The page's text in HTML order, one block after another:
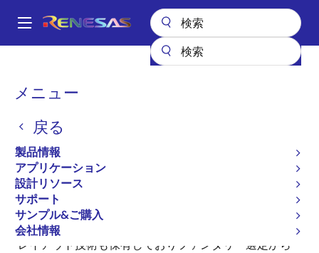
ン
Main
メニュー
戻る
製品情報
アプリケーション
設計リソース
サポート
サンプル&ご購入
会社情報
パ
く
ず
IP製品
IPライセンスパートナー
アドバンスデザインテクノ
ロジー株式会社
日本国内の大手ベンダー各社の設計経験が豊富です。
レイアウト技術も保有しておりファンダリー選定から